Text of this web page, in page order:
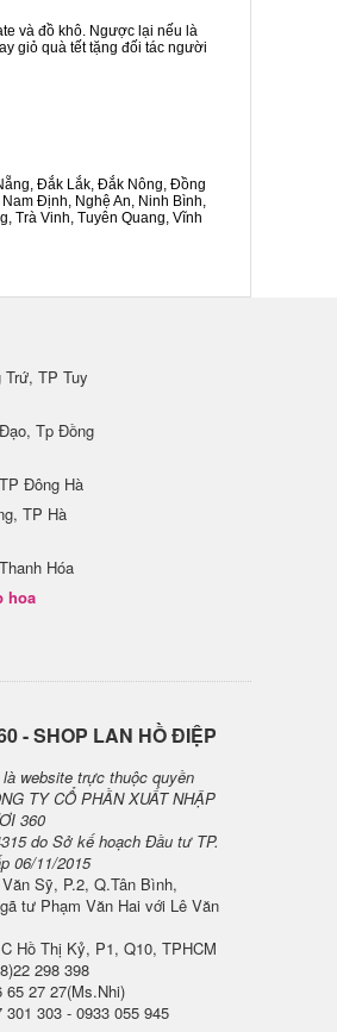
và đồ khô. Ngược lại nếu là
giỏ quà tết tặng đối tác người
Đắk Lắk, Đắk Nông, Đồng
Định, Nghệ An, Ninh Bình,
Trà Vinh, Tuyên Quang, Vĩnh
Trứ, TP Tuy
Tp Đồng
Đông Hà
TP Hà
Hóa
hoa
- SHOP LAN HỒ ĐIỆP
website trực thuộc quyền
TY CỔ PHẦN XUẤT NHẬP
360
do Sở kế hoạch Đầu tư TP.
06/11/2015
Sỹ, P.2, Q.Tân Bình,
tư Phạm Văn Hai với Lê Văn
Hồ Thị Kỷ, P1, Q10, TPHCM
298 398
65 27 27(Ms.Nhi)
301 303 - 0933 055 945